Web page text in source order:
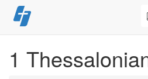
Skip
to
1